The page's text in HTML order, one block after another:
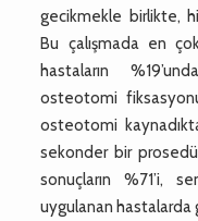
gecikmekle birlikte,
Bu çalışmada en çok
hastaların
osteotomi
osteotomi
sekonder bir
sonuçların %71’i,
uygulanan hastalarda